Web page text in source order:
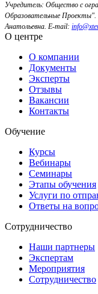
Учредитель: Общество с
Образовательные Проекты".
Анатольевна. E-mail:
О центре
О компании
Документы
Эксперты
Отзывы
Вакансии
Контакты
Обучение
Курсы
Вебинары
Семинары
Этапы обучения
Услуги по
Ответы на
Сотрудничество
Наши партнеры
Экспертам
Мероприятия
Сотрудничество